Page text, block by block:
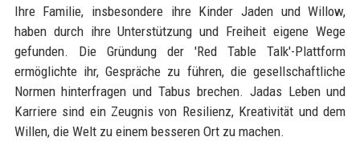
Ihre Familie, insbesondere ihre Kinder Jaden und Willow,
haben durch ihre Unterstützung und Freiheit eigene Wege
gefunden. Die Gründung der 'Red Table Talk'-Plattform
ermöglichte ihr, Gespräche zu führen, die gesellschaftliche
Normen hinterfragen und Tabus brechen. Jadas Leben und
Karriere sind ein Zeugnis von Resilienz, Kreativität und dem
Willen, die Welt zu einem besseren Ort zu machen.